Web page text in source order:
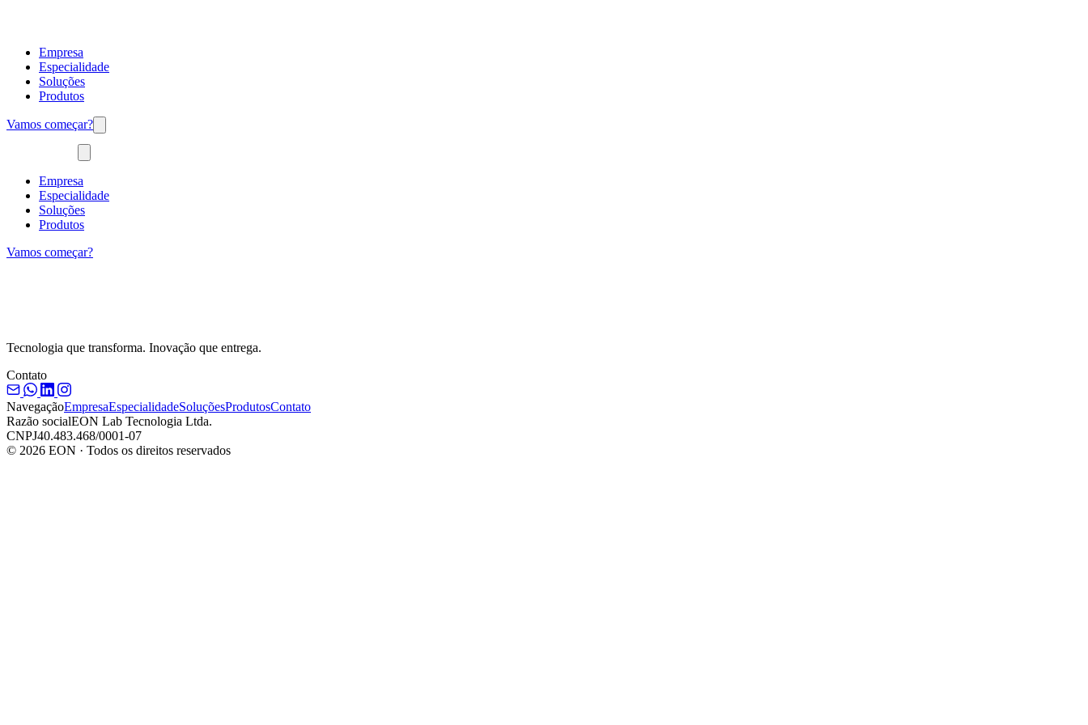
Empresa
Especialidade
Soluções
Produtos
Vamos começar?
Empresa
Especialidade
Soluções
Produtos
Vamos começar?
Tecnologia que transforma. Inovação que entrega.
Contato
NavegaçãoEmpresaEspecialidadeSoluçõesProdutosContato
Razão socialEON Lab Tecnologia Ltda.
CNPJ40.483.468/0001-07
© 2026 EON · Todos os direitos reservados